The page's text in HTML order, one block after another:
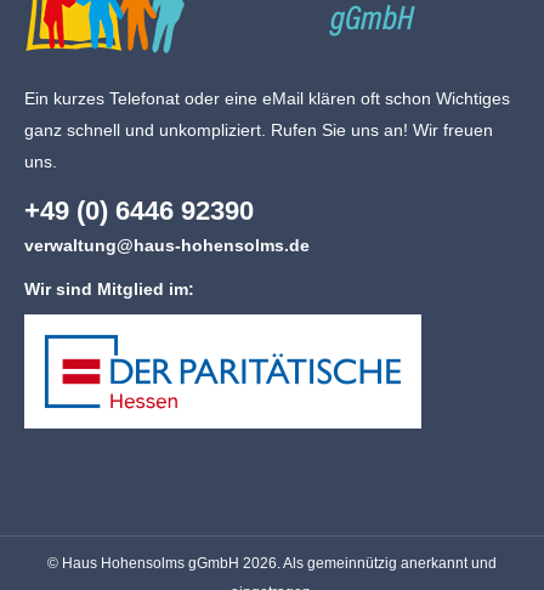
Ein kurzes Telefonat oder eine eMail klären oft schon Wichtiges
ganz schnell und unkompliziert. Rufen Sie uns an! Wir freuen
uns.
+49 (0) 6446 92390
verwaltung@haus-hohensolms.de
Wir sind Mitglied im:
© Haus Hohensolms gGmbH 2026. Als gemeinnützig anerkannt und